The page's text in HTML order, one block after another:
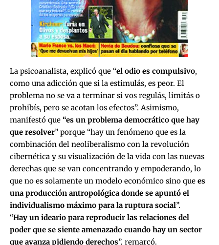
La psicoanalista, explicó que “el odio es compulsivo,
como una adicción que si la estimulás, es peor. El
problema no se va a terminar si vos regulás, limitás o
prohibís, pero se acotan los efectos”. Asimismo,
manifestó que “es un problema democrático que hay
que resolver” porque “hay un fenómeno que es la
combinación del neoliberalismo con la revolución
cibernética y su visualización de la vida con las nuevas
derechas que se van concentrando y empoderando, lo
que no es solamente un modelo económico sino que es
una producción antropológica donde se apuntó el
individualismo máximo para la ruptura social”.
“Hay un ideario para reproducir las relaciones del
poder que se siente amenazado cuando hay un sector
que avanza pidiendo derechos”, remarcó.